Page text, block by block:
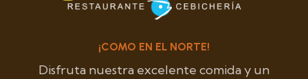
¡COMO EN EL NORTE!
Disfruta nuestra excelente comida y un